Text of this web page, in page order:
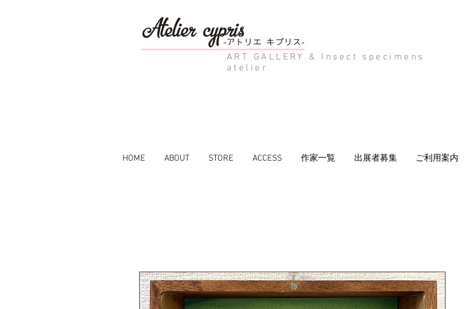
ART GALLERY & Insect specimens
atelier
HOME ABOUT STORE ACCESS 作家一覧 出展者募集 ご利用案内